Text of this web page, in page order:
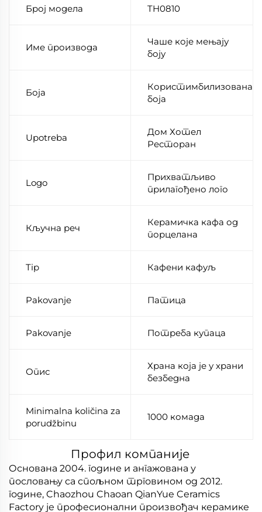
Број модела TH0810
Име производа
Чаше које мењају
боју
Боја
Користимбилизована
боја
Upotreba
Дом Хотел
Ресторан
Logo
Прихватљиво
прилагођено лого
Кључна реч
Керамичка кафа од
порцелана
Tip Кафени кафуљ
Pakovanje Патица
Pakovanje Потреба купаца
Опис
Храна која је у храни
безбедна
Minimalna količina za
porudžbinu
1000 комада
Профил компаније
Основана 2004. године и ангажована у
пословању са спољном трговином од 2012.
године, Chaozhou Chaoan QianYue Ceramics
Factory је професионални произвођач керамике